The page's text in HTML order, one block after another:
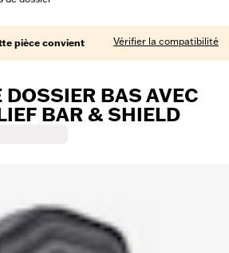
pièce convient Vérifier la compatibilité
DOSSIER BAS AVEC
BAR & SHIELD